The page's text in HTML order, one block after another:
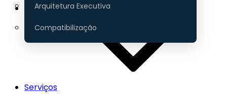
Arquitetura Executiva
Compatibilização
Contato
Serviços